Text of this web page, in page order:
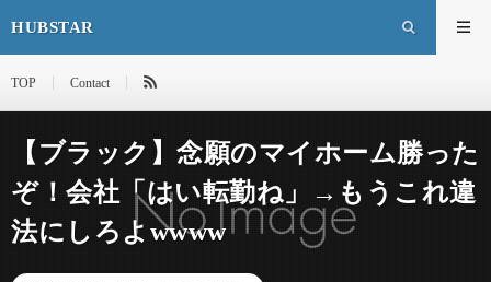
HUBSTAR
TOP Contact
【ブラック】念願のマイホーム勝った
ぞ！会社「はい転勤ね」→もうこれ違
法にしろよwwww